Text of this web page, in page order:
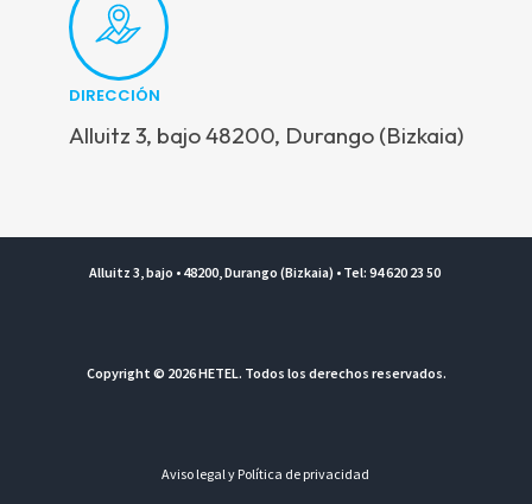
DIRECCIÓN
Alluitz 3, bajo 48200, Durango (Bizkaia)
Alluitz 3, bajo • 48200, Durango (Bizkaia) • Tel: 94 620 23 50
Copyright © 2026 HETEL. Todos los derechos reservados.
Aviso legal y Política de privacidad